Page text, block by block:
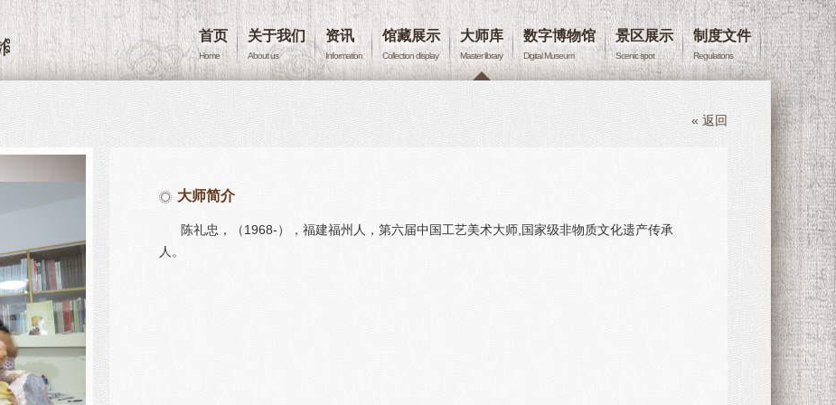
首页
Home
关于我们
About us
资讯
Information
馆藏展示
Collection display
大师库
Master library
数字博物馆
Digital Museum
景区展示
Scenic spot
制度文件
Regulations
« 返回
大师简介
陈礼忠，（1968-），福建福州人，第六届中国工艺美术大师,国家级非物质文化遗产传承
人。